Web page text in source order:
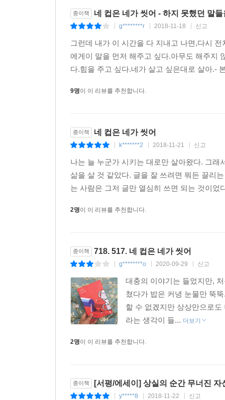
종이책 네 컵은 네가 씻어 - 하지 못했던 말
g********r 2018-11-18 신고
그런데 내가 이 시간을 다 지내고 나면,다시
에게이 말을 먼저 해주고 싶다.아무도 해주지
다.힘을 주고 싶다.네가 살고 싶은대로 살아.-
9명이 이 리뷰를 추천합니다.
종이책 네 컵은 네가 씻어
k*******2 2018-11-21 신고
나는 늘 누군가 시키는 대로만 살아왔다. 그
삶을 살 것 같았다. 글을 잘 쓰려면 뭐든 끌리
는 사람은 그저 글만 열심히 쓰면 되는 것이
2명이 이 리뷰를 추천합니다.
종이책 718. 517. 네 컵은 네가 씻어
g********o 2020-09-29 신고
대충의 이야기는 들었지만,
쳤다가 밥은 커녕 눈물만 뚝
할 수 없겠지만 상상만으로
라는 생각이 들... 더보기
2명이 이 리뷰를 추천합니다.
종이책 [서평/에세이] 상실의 순간 무너진
y*****8 2018-11-22 신고